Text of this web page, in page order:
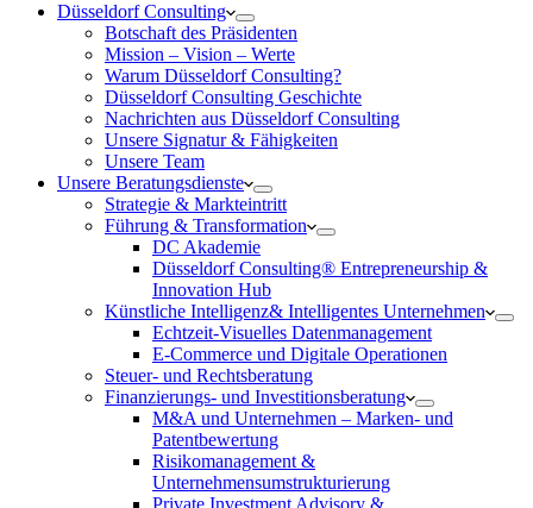
Düsseldorf Consulting
Botschaft des Präsidenten
Mission – Vision – Werte
Warum Düsseldorf Consulting?
Düsseldorf Consulting Geschichte
Nachrichten aus Düsseldorf Consulting
Unsere Signatur & Fähigkeiten
Unsere Team
Unsere Beratungsdienste
Strategie & Markteintritt
Führung & Transformation
DC Akademie
Düsseldorf Consulting® Entrepreneurship &
Innovation Hub
Künstliche Intelligenz& Intelligentes Unternehmen
Echtzeit-Visuelles Datenmanagement
E-Commerce und Digitale Operationen
Steuer- und Rechtsberatung
Finanzierungs- und Investitionsberatung
M&A und Unternehmen – Marken- und
Patentbewertung
Risikomanagement &
Unternehmensumstrukturierung
Private Investment Advisory &